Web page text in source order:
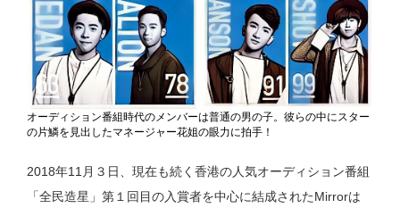
オーディション番組時代のメンバーは普通の男の子。彼らの中にスター
の片鱗を見出したマネージャー花姐の眼力に拍手！
2018年11月３日、現在も続く香港の人気オーディション番組
「全民造星」第１回目の入賞者を中心に結成されたMirrorは